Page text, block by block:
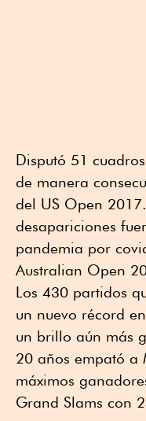
Disputó 51
de manera
del US Open
desapariciones
pandemia por
Australian Open
Los 430 partidos
un nuevo récord
un brillo aún más
20 años empató a
máximos
Grand Slams con